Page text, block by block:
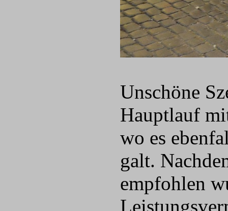
Unschöne
Hauptlauf
wo es
galt.
empfohlen